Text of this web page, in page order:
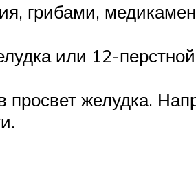
грибами,
или 12-
просвет желудка.